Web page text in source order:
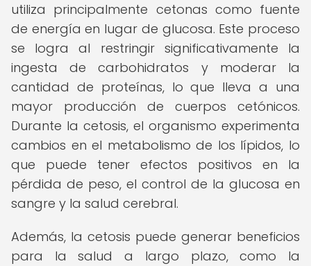
utiliza principalmente cetonas como fuente
de energía en lugar de glucosa. Este proceso
se logra al restringir significativamente la
ingesta de carbohidratos y moderar la
cantidad de proteínas, lo que lleva a una
mayor producción de cuerpos cetónicos.
Durante la cetosis, el organismo experimenta
cambios en el metabolismo de los lípidos, lo
que puede tener efectos positivos en la
pérdida de peso, el control de la glucosa en
sangre y la salud cerebral.
Además, la cetosis puede generar beneficios
para la salud a largo plazo, como la